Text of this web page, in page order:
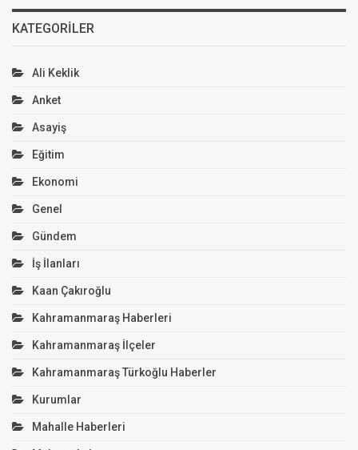
KATEGORILER
Ali Keklik
Anket
Asayiş
Eğitim
Ekonomi
Genel
Gündem
İş İlanları
Kaan Çakıroğlu
Kahramanmaraş Haberleri
Kahramanmaraş İlçeler
Kahramanmaraş Türkoğlu Haberler
Kurumlar
Mahalle Haberleri